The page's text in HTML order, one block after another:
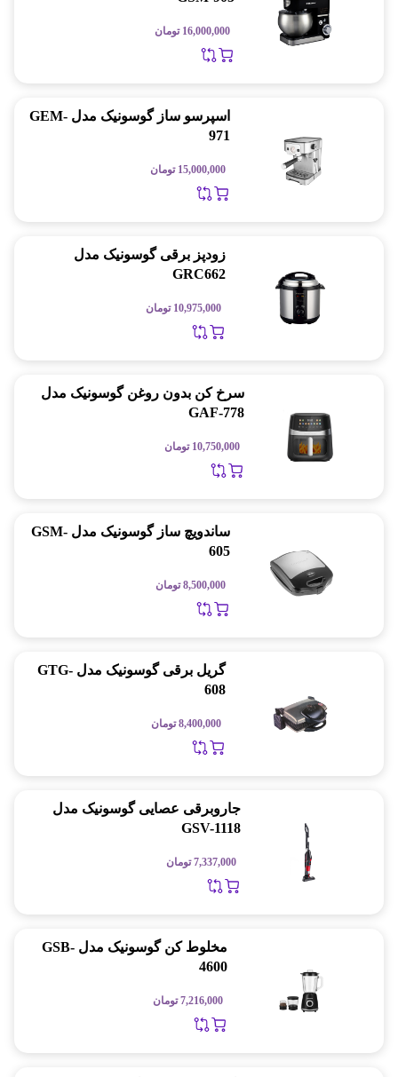
16,000,000 تومان
اسپرسو ساز گوسونیک مدل GEM-
971
15,000,000 تومان
زودپز برقی گوسونیک مدل
GRC662
10,975,000 تومان
سرخ کن بدون روغن گوسونیک مدل
GAF-778
10,750,000 تومان
ساندویچ ساز گوسونیک مدل GSM-
605
8,500,000 تومان
گریل برقی گوسونیک مدل GTG-
608
8,400,000 تومان
جاروبرقی عصایی گوسونیک مدل
GSV-1118
7,337,000 تومان
مخلوط کن گوسونیک مدل GSB-
4600
7,216,000 تومان